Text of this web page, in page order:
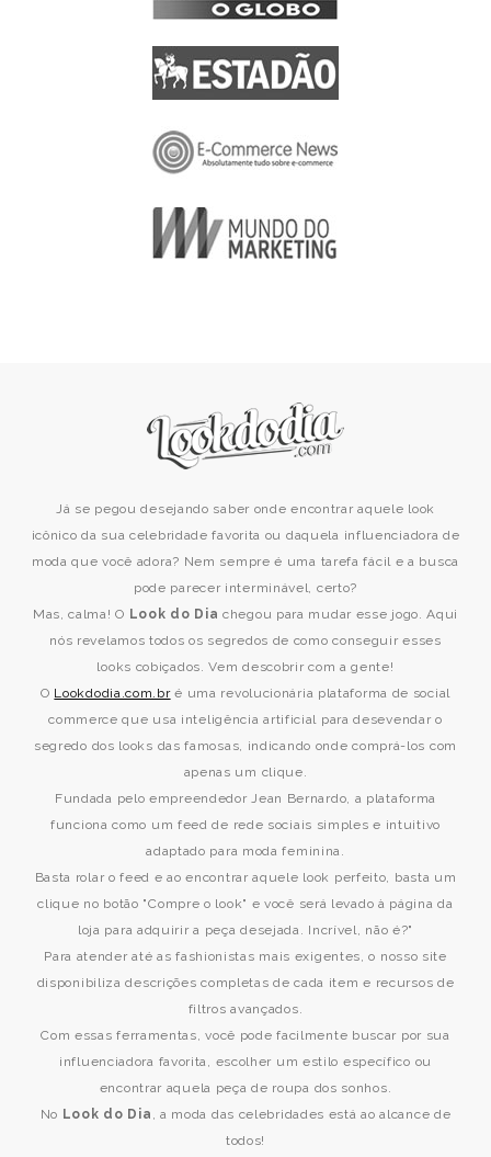
Já se pegou desejando saber onde encontrar aquele look
icônico da sua celebridade favorita ou daquela influenciadora de
moda que você adora? Nem sempre é uma tarefa fácil e a busca
pode parecer interminável, certo?
Mas, calma! O Look do Dia chegou para mudar esse jogo. Aqui
nós revelamos todos os segredos de como conseguir esses
looks cobiçados. Vem descobrir com a gente!
O Lookdodia.com.bré uma revolucionária plataforma de social
commerce que usa inteligência artificial para desevendar o
segredo dos looks das famosas, indicando onde comprá-los com
apenas um clique.
Fundada pelo empreendedor Jean Bernardo, a plataforma
funciona como um feed de rede sociais simples e intuitivo
adaptado para moda feminina.
Basta rolar o feed e ao encontrar aquele look perfeito, basta um
clique no botão "Compre o look" e você será levado à página da
loja para adquirir a peça desejada. Incrível, não é?"
Para atender até as fashionistas mais exigentes, o nosso site
disponibiliza descrições completas de cada item e recursos de
filtros avançados.
Com essas ferramentas, você pode facilmente buscar por sua
influenciadora favorita, escolher um estilo específico ou
encontrar aquela peça de roupa dos sonhos.
No Look do Dia
, a moda das celebridades está ao alcance de
todos!